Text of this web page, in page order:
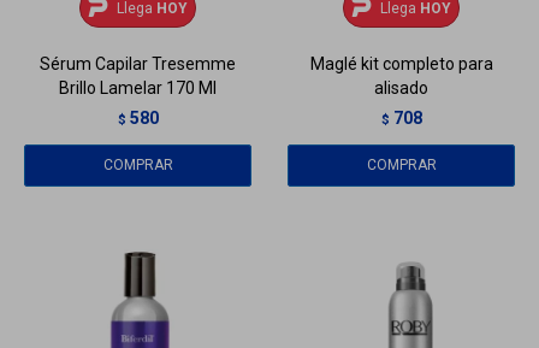
Llega HOY
Sérum Capilar Tresemme
Brillo Lamelar 170 Ml
$ 580
Llega HOY
Maglé kit completo para
alisado
$ 708